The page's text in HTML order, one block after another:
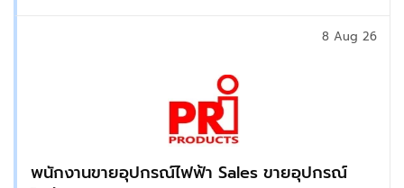
พนักงานขายอุปกรณ์ไฟฟ้า Sales ขายอุปกรณ์
8 Aug 26